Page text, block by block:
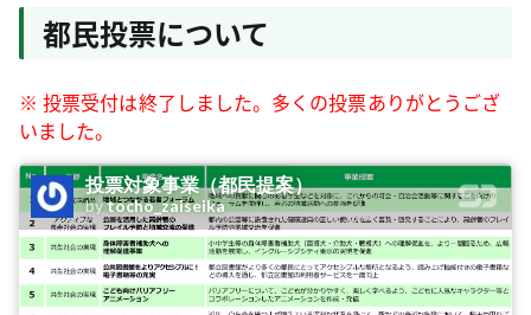
都民投票について
※ 投票受付は終了しました。多くの投票ありがとうござ
いました。